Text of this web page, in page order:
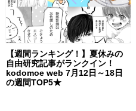
【週間ランキング！】夏休みの
自由研究記事がランクイン！
kodomoe web 7月12日～18日
の週間TOP5★